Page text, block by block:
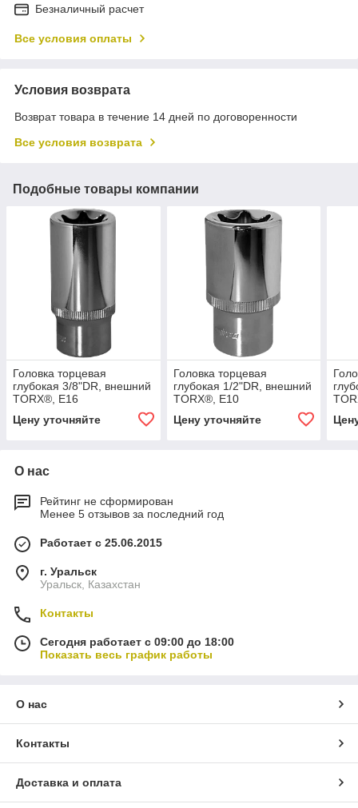
Безналичный расчет
Все условия оплаты
Условия возврата
Возврат товара в течение 14 дней по договоренности
Все условия возврата
Подобные товары компании
Головка торцевая
глубокая 3/8"DR, внешний
TORX®, E16
Цену уточняйте
Головка торцевая
глубокая 1/2"DR, внешний
TORX®, E10
Цену уточняйте
О нас
Рейтинг не сформирован
Менее 5 отзывов за последний год
Работает с 25.06.2015
г. Уральск
Уральск, Казахстан
Контакты
Сегодня работает с 09:00 до 18:00
Показать весь график работы
О нас
Контакты
Доставка и оплата